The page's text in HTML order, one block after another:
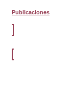
Publicaciones